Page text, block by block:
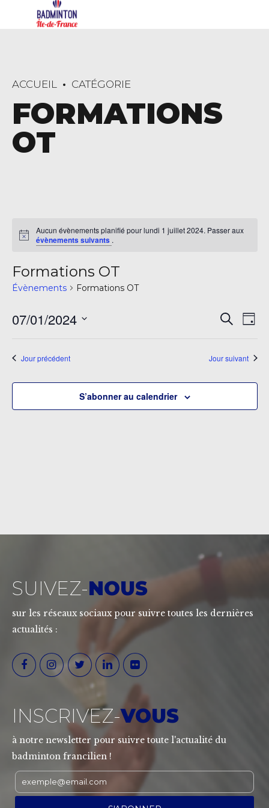
ACCUEIL CATÉGORIE
FORMATIONS
OT
Aucun évènements planifié pour lundi 1 juillet 2024. Passer aux
évènements suivants .
Formations OT
Évènements Formations OT
de
vues
Jour
07/01/2024
date.
Jour précédent Jour suivant
S’abonner au calendrier
SUIVEZ-NOUS
sur les réseaux sociaux pour suivre toutes les dernières
actualités :
INSCRIVEZ-VOUS
à notre newsletter pour suivre toute l'actualité du
badminton francilien !